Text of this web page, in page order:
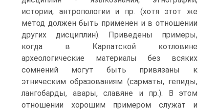
истории, антропологии и пр. (хотя этот же
метод должен быть применен и в отношении
других дисциплин). Приведены примеры,
когда в Карпатской котловине
археологические материалы без всяких
сомнений могут быть привязаны к
этническим образованиям (сарматы, гепиды,
лангобарды, авары, славяне и пр.). В этом
отношении хорошим примером служат и